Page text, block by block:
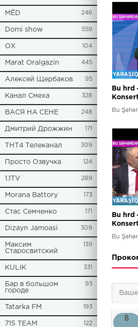
МЁD 246
Domi show 559
ОХ 104
Marat Oralgazin 445
Алексей Щербаков 95
Канал Смеха 328
ВАСЯ НА СЕНЕ 248
Дмитрий Дрожжин 171
ТНТ4 Телеканал 309
Просто Озвучка 124
1.1TV 289
Morana Battory 173
Стас Семченко 171
Dizayn Jamoasi 309
Максим
Старосвитский
139
KULIK 331
Бар в большом
городе
93
Tatarka FM 193
715 TEAM 122
Bu hrd
Bu
Bu hrd
Bu